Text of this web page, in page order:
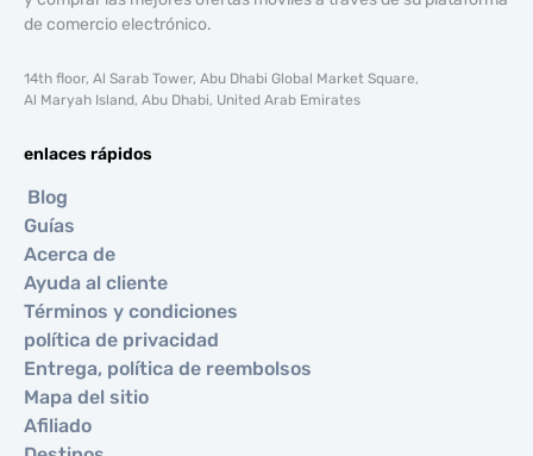
de comercio electrónico.
14th floor, Al Sarab Tower, Abu Dhabi Global Market Square,
Al Maryah Island, Abu Dhabi, United Arab Emirates
enlaces rápidos
Blog
Guías
Acerca de
Ayuda al cliente
Términos y condiciones
política de privacidad
Entrega, política de reembolsos
Mapa del sitio
Afiliado